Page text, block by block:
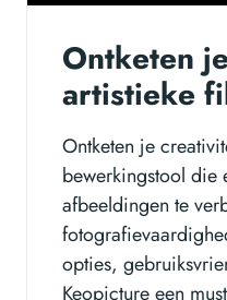
Ontketen
artistieke
Ontketen je
bewerkingstool die
afbeeldingen te
opties,
Keopicture een